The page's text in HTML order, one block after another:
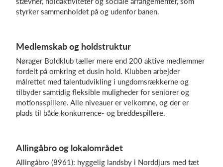
styrker sammenholdet på og udenfor banen.
Medlemskab og holdstruktur
Nørager Boldklub tæller mere end 200 aktive medlemmer
fordelt på omkring et dusin hold. Klubben arbejder
målrettet med talentudvikling i ungdomsrækkerne og
tilbyder samtidig fleksible muligheder for seniorer og
motionsspillere. Alle niveauer er velkomne, og der er
plads til både konkurrence- og breddespillere.
Allingåbro og lokalområdet
Allingåbro (8961): hyggelig landsby i Norddjurs med tæt